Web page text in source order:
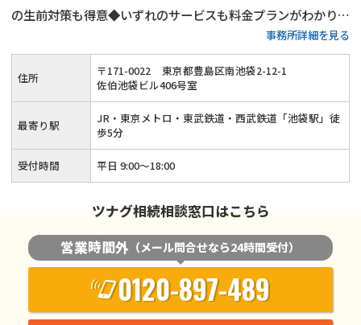
の生前対策も得意◆いずれのサービスも料金プランがわかりや
すい◆豊島区・板橋区・練馬区・北区で相続税申告をするなら
当事務所にご相談ください！15年以上の実務経験がある税理
士が丁寧に対応いたします！
事務所詳細を見る
住所 〒171-0022
東京都豊島区南池袋2-12-1
佐伯池袋ビル406号室
最寄り駅
JR・東京メトロ・東武鉄道・西武鉄道「池袋駅」徒
歩5分
受付時間 平日 9:00～18:00
ツナグ相続相談窓口はこちら
営業時間外 （メール問合せなら24時間受付）
0120-897-489